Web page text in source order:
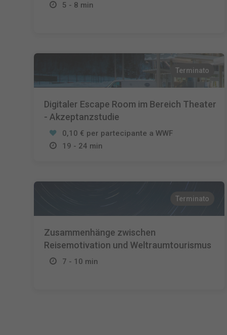
5 - 8 min
Terminato
Digitaler Escape Room im Bereich Theater
- Akzeptanzstudie
0,10 € per partecipante a WWF
19 - 24 min
Terminato
Zusammenhänge zwischen
Reisemotivation und Weltraumtourismus
7 - 10 min